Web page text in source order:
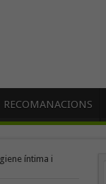
RECOMANACIONS
íntima i